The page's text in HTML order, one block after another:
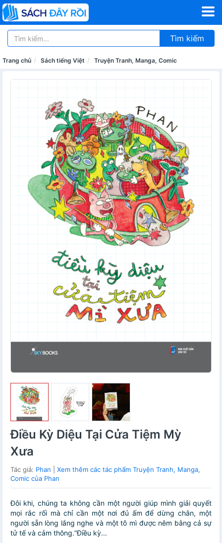
Tìm kiếm
Trang chủ Sách tiếng Việt Truyện Tranh, Manga, Comic
Điều Kỳ Diệu Tại Cửa Tiệm Mỳ
Xưa
Tác giả: Phan
Xem thêm các tác phẩm Truyện Tranh, Manga,
Comic của Phan
Đôi khi, chúng ta không cần một người giúp mình giải quyết
mọi rắc rối mà chỉ cần một nơi đủ ấm để dừng chân, một
người sẵn lòng lắng nghe và một tô mì được nêm bằng cả sự
tử tế và cảm thông.“Điều kỳ...